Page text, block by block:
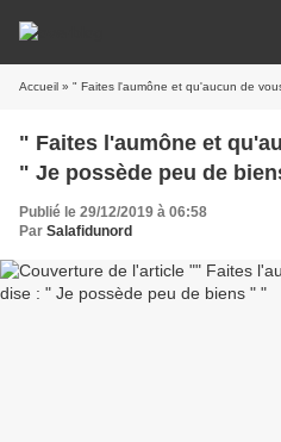
Accueil » " Faites l'aumône et qu'aucun de
" Faites l'aumône et
" Je possède peu de
Publié le 29/12/2019 à 06:58
Par Salafidunord